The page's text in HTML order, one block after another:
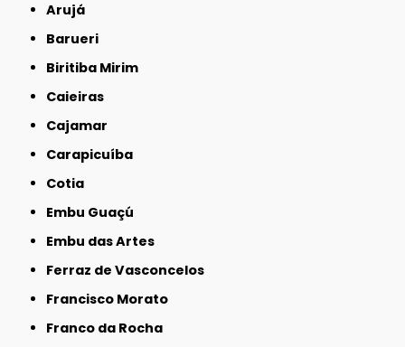
Arujá
Barueri
Biritiba Mirim
Caieiras
Cajamar
Carapicuíba
Cotia
Embu Guaçú
Embu das Artes
Ferraz de Vasconcelos
Francisco Morato
Franco da Rocha